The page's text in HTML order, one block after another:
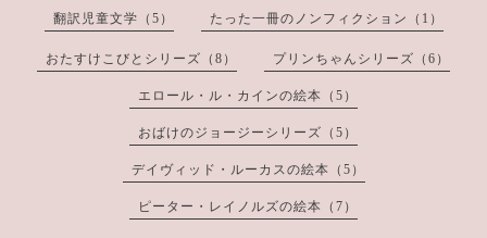
翻訳児童文学（5） たった一冊のノンフィクション（1）
おたすけこびとシリーズ（8） プリンちゃんシリーズ（6）
エロール・ル・カインの絵本（5）
おばけのジョージーシリーズ（5）
デイヴィッド・ルーカスの絵本（5）
ピーター・レイノルズの絵本（7）